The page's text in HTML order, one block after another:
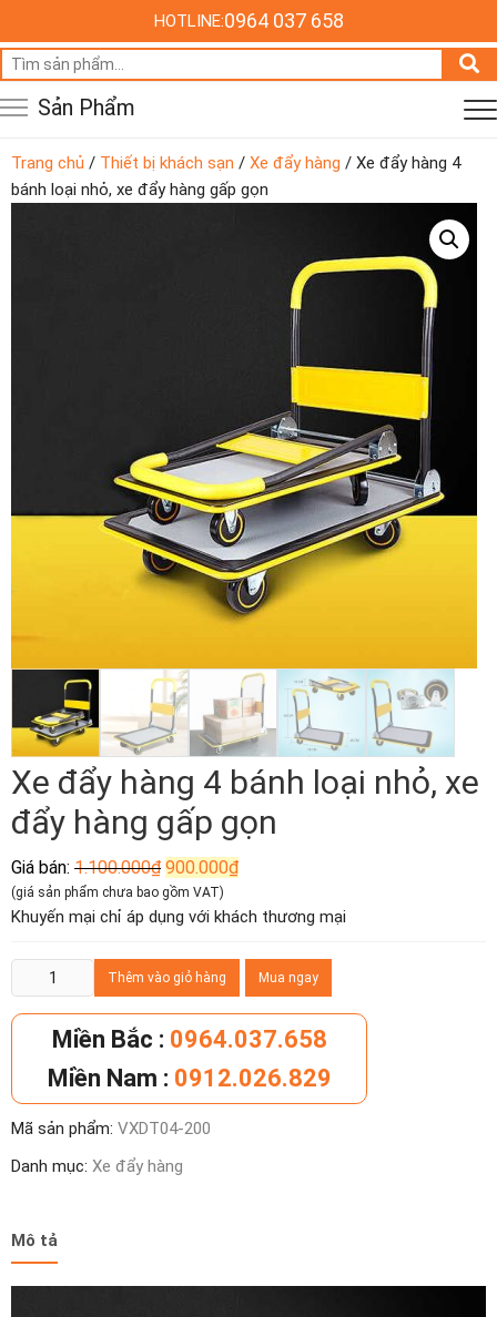
HOTLINE:0964 037 658
Tìm
kiếm:
Sản Phẩm
Trang chủ / Thiết bị khách sạn / Xe đẩy hàng / Xe đẩy hàng 4
bánh loại nhỏ, xe đẩy hàng gấp gọn
Xe đẩy hàng 4 bánh loại nhỏ, xe
đẩy hàng gấp gọn
Giá bán: 1.100.000₫ Giá
gốc
là:
1.100.000₫.
900.000₫Giá
hiện
là:
(giá sản phẩm chưa bao gồm VAT)
Khuyến mại chỉ áp dụng với khách thương mại
đẩy
hàng
loại
nhỏ,
xe
gấp
gọn
số
Thêm vào giỏ hàng Mua ngay
Miền Bắc : 0964.037.658
Miền Nam : 0912.026.829
Mã sản phẩm: VXDT04-200
Danh mục: Xe đẩy hàng
Mô tả